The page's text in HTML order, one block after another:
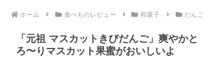
ホーム 食べものレビュー 和菓子 だんご
「元祖 マスカットきびだんご」爽やかと
ろ〜りマスカット果蜜がおいしいよ